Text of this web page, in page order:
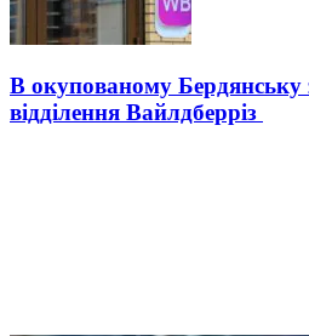
В окупованому Бердянську
відділення Вайлдберріз